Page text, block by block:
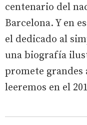
centenario del
Barcelona. Y en
el dedicado al
una biografía
promete grandes
leeremos en el